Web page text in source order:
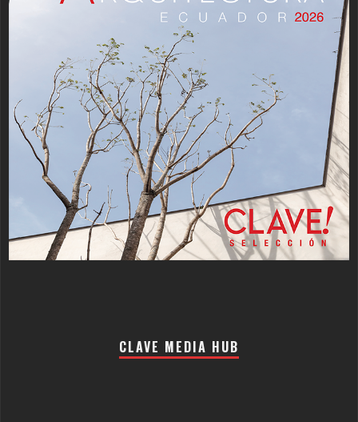
CLAVE MEDIA HUB